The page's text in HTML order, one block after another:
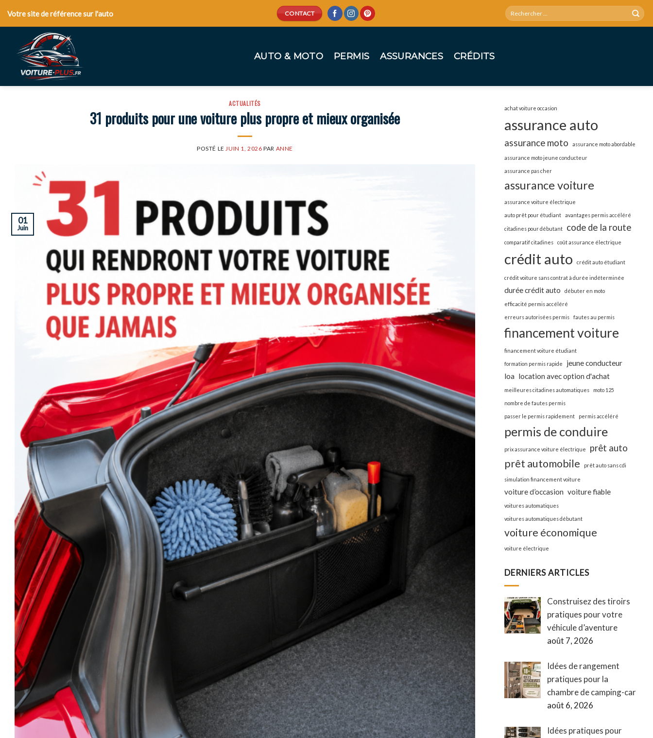
Votre site de référence sur l'auto CONTACT
AUTO & MOTO PERMIS ASSURANCES CRÉDITS
ACTUALITÉS
31 produits pour une voiture plus propre et mieux organisée
POSTÉ LE JUIN 1, 2026 PAR ANNE
01
Juin
achat voiture occasion
assurance auto
assurance moto assurance moto abordable
assurance moto jeune conducteur
assurance pas cher
assurance voiture
assurance voiture électrique
auto prêt pour étudiant avantages permis accéléré
citadines pour débutant code de la route
comparatif citadines coût assurance électrique
crédit auto crédit auto étudiant
crédit voiture sans contrat à durée indéterminée
durée crédit auto débuter en moto
efficacité permis accéléré
erreurs autorisées permis fautes au permis
financement voiture
financement voiture étudiant
formation permis rapide
jeune conducteur
loa location avec option d'achat
meilleures citadines automatiques moto 125
nombre de fautes permis
passer le permis rapidement permis accéléré
permis de conduire
prix assurance voiture électrique prêt auto
prêt automobile prêt auto sans cdi
simulation financement voiture
voiture d’occasion voiture fiable
voitures automatiques
voitures automatiques débutant
voiture économique
voiture électrique
DERNIERS ARTICLES
Construisez des tiroirs
pratiques pour votre
véhicule d’aventure
août 7, 2026
Idées de rangement
pratiques pour la
chambre de camping-car
août 6, 2026
Idées pratiques pour